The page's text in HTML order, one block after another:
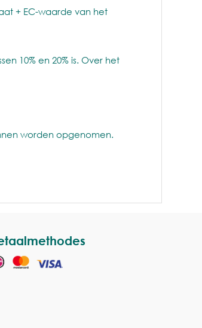
+ EC-waarde van het
10% en 20% is. Over het
worden opgenomen.